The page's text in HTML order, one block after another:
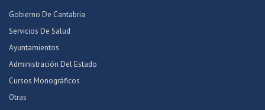
Gobierno De Cantabria
Servicios De Salud
Ayuntamientos
Administración Del Estado
Cursos Monográficos
Otras